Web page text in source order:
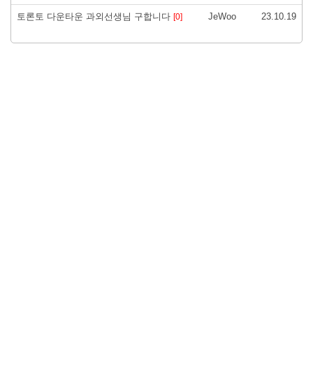
토론토 다운타운 과외선생님 구합니다 [0] JeWoo 23.10.19